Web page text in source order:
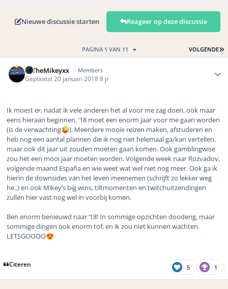
Nieuwe discussie starten Reageer op deze discussie
VOLGENDE
PAGINA 1 VAN 11
xxTheMikeyxx Members
Geplaatst 20 januari 20188 jr
Ik moest er, nadat ik vele anderen het al voor me zag doen, ook maar
eens hieraan beginnen. ‘18 moet een enorm jaar voor me gaan worden
(is de verwachting😜). Meerdere mooie reizen maken, afstuderen en
heb nog een aantal plannen die ik nog niet helemaal ga/kan vertellen,
maar ook dit jaar uit zouden moeten gaan komen. Ook gamblingwise
zou het een mooi jaar moeten worden. Volgende week naar Rozvadov,
volgende maand España en wie weet wat wel niet nog meer. Ook ga ik
hierin de downsides van het leven meenemen (schrijft zo lekker weg
he..) en ook Mikey’s big wins, tiltmomenten en twitchuitzendingen
zullen hier vast nog wel in voorbij komen.
Ben enorm benieuwd naar ‘18! In sommige opzichten doodeng, maar
sommige dingen ook enorm tof, en ik zou niet kunnen wachten.
LETSGOOOO😍
Citeren 5 1